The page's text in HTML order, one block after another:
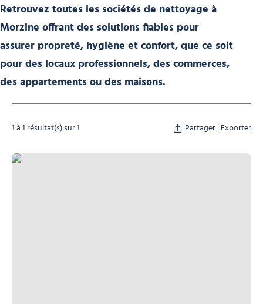
Retrouvez toutes les sociétés de nettoyage à
Morzine offrant des solutions fiables pour
assurer propreté, hygiène et confort, que ce soit
pour des locaux professionnels, des commerces,
des appartements ou des maisons.
1 à 1 résultat(s) sur 1 Partager | Exporter
Morz’Net, © Morz'Net